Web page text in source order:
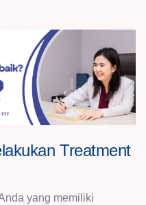
Treatment
yang memiliki